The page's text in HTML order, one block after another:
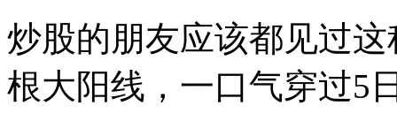
炒股的朋友应该都见过
根大阳线，一口气穿过5